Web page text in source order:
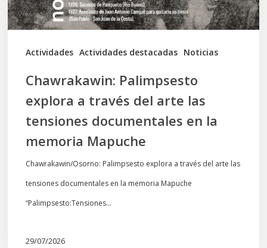
Actividades Actividades destacadas Noticias
las
tensiones
documentales
memoria
Mapuche
Chawrakawin: Palimpsesto
explora a través del arte las
tensiones documentales en la
memoria Mapuche
Chawrakawin/Osorno: Palimpsesto explora a través del arte las
tensiones documentales en la memoria Mapuche
“Palimpsesto:Tensiones…
29/07/2026